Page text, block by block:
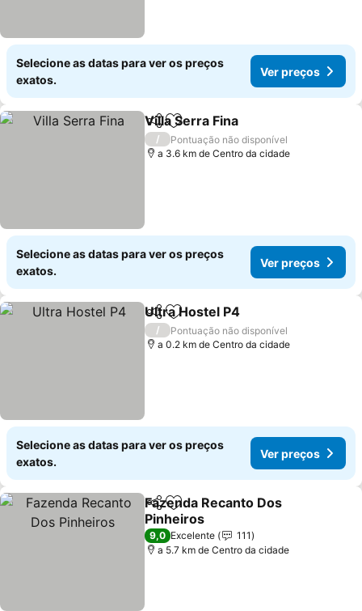
Selecione as datas para ver os preços
exatos.
Ver preços
PartilharAdicionar aos favoritos
Villa Serra Fina
/
Pontuação não disponível
a 3.6 km de Centro da cidade
Selecione as datas para ver os preços
exatos.
Ver preços
PartilharAdicionar aos favoritos
Ultra Hostel P4
/
Pontuação não disponível
a 0.2 km de Centro da cidade
Selecione as datas para ver os preços
exatos.
Ver preços
PartilharAdicionar aos favoritos
Fazenda Recanto Dos
Pinheiros
Ver preços
9,0 Excelente
111
a 5.7 km de Centro da cidade